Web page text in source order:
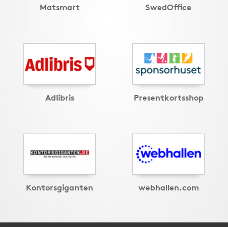
Matsmart SwedOffice
Adlibris Presentkortsshop
Kontorsgiganten webhallen.com